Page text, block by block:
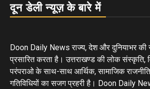
दून डेली न्यूज़ के बारे में
Doon Daily News राज्य, देश और दुनियाभर की
प्रसारित करता है। उत्तराखण्ड की लोक संस्कृति,
परंपराओ के साथ-साथ आर्थिक, सामाजिक
गतिविधियों का सजग प्रहरी है। Doon Daily